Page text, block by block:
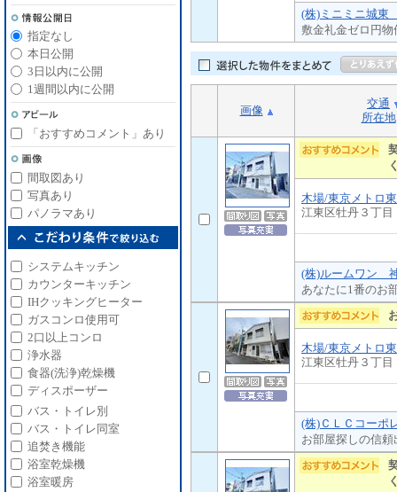
(株)ミニミニ城東
敷金礼金ゼロ円
画像
交通
所在地
木場/東京メトロ
江東区牡丹３丁目
(株)ルームワン
あなたに1番のお
木場/東京メトロ
江東区牡丹３丁目
(株)ＣＬＣコーポ
お部屋探しの信
指定なし
本日公開
3日以内に公開
1週間以内に公開
「おすすめコメント」あり
間取図あり
写真あり
パノラマあり
システムキッチン
カウンターキッチン
IHクッキングヒーター
ガスコンロ使用可
2口以上コンロ
浄水器
食器(洗浄)乾燥機
ディスポーザー
バス・トイレ別
バス・トイレ同室
追焚き機能
浴室乾燥機
浴室暖房